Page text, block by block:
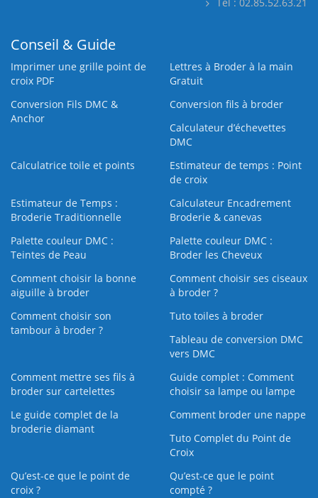
Conseil & Guide
Imprimer une grille point de
croix PDF
Lettres à Broder à la main
Gratuit
Conversion Fils DMC &
Anchor
Conversion fils à broder
Calculateur d’échevettes
DMC
Calculatrice toile et points
Estimateur de temps : Point
de croix
Estimateur de Temps :
Broderie Traditionnelle
Calculateur Encadrement
Broderie & canevas
Palette couleur DMC :
Teintes de Peau
Palette couleur DMC :
Broder les Cheveux
Comment choisir la bonne
aiguille à broder
Comment choisir ses ciseaux
à broder ?
Comment choisir son
tambour à broder ?
Tuto toiles à broder
Tableau de conversion DMC
vers DMC
Comment mettre ses fils à
broder sur cartelettes
Guide complet : Comment
choisir sa lampe ou lampe
Le guide complet de la
broderie diamant
Comment broder une nappe
Tuto Complet du Point de
Croix
Qu’est-ce que le point de
croix ?
Qu’est-ce que le point
compté ?